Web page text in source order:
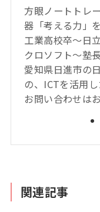
方眼ノートトレ
器「考える力」
工業高校卒～日
クロソフト～塾
愛知県日進市の
の、ICTを活用し
お問い合わせは
関連記事